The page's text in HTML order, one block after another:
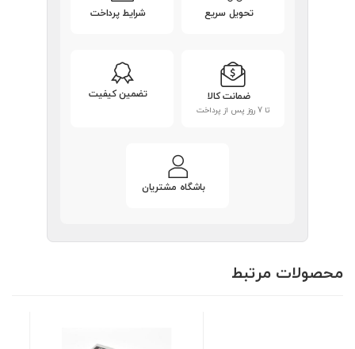
تحویل سریع شرایط پرداخت
ضمانت کالا
تا 7 روز پس از پرداخت
تضمین کیفیت
باشگاه مشتریان
محصولات مرتبط